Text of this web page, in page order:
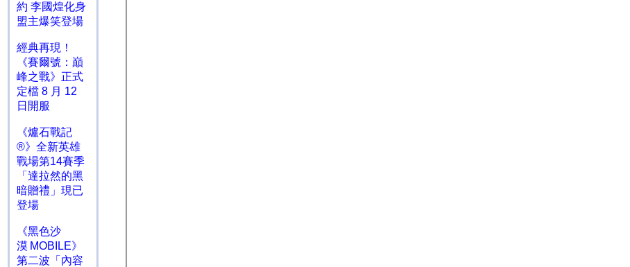
約 李國煌化身
盟主爆笑登場
經典再現！
《賽爾號：巔
峰之戰》正式
定檔 8 月 12
日開服
《爐石戰記
®》全新英雄
戰場第14賽季
「達拉然的黑
暗贈禮」現已
登場
《黑色沙
漠 MOBILE》
第二波「內容